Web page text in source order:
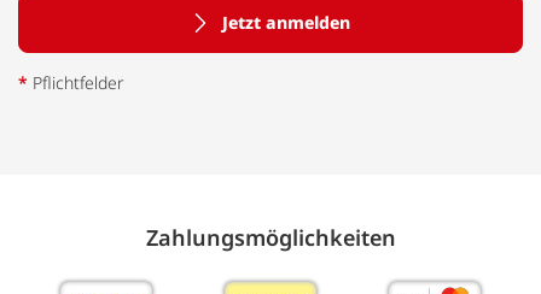
Jetzt anmelden
* Pflichtfelder
Zahlungs­möglich­keiten